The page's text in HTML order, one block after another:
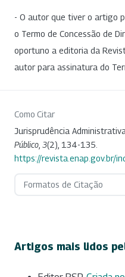
- O autor que tiver o artigo
o Termo de Concessão de
oportuno a editoria da
autor para assinatura do
Como Citar
Jurisprudência
Público 3(2), 134-135.
https://revista.enap.gov.br/
Formatos de Citação
Artigos mais lidos